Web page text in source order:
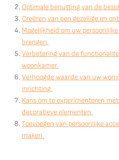
Optimale benutting van de
Creëren van een gezellige en
Mogelijkheid om uw
brengen.
Verbetering van de
woonkamer.
Verhoogde waarde van uw
inrichting.
Kans om te experimenteren
decoratieve elementen.
Toevoegen van persoonlijke
maken.